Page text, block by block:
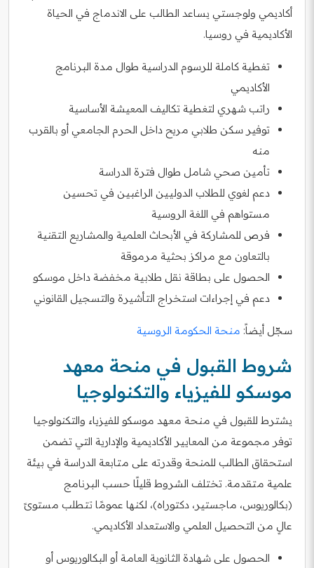
أكاديمي ولوجستي يساعد الطالب على الاندماج في الحياة
الأكاديمية في روسيا.
تغطية كاملة للرسوم الدراسية طوال مدة البرنامج
الأكاديمي
راتب شهري لتغطية تكاليف المعيشة الأساسية
توفير سكن طلابي مريح داخل الحرم الجامعي أو بالقرب
منه
تأمين صحي شامل طوال فترة الدراسة
دعم لغوي للطلاب الدوليين الراغبين في تحسين
مستواهم في اللغة الروسية
فرص للمشاركة في الأبحاث العلمية والمشاريع التقنية
بالتعاون مع مراكز بحثية مرموقة
الحصول على بطاقة نقل طلابية مخفضة داخل موسكو
دعم في إجراءات استخراج التأشيرة والتسجيل القانوني
سجّل أيضاً: منحة الحكومة الروسية
شروط القبول في منحة معهد
موسكو للفيزياء والتكنولوجيا
يشترط للقبول في منحة معهد موسكو للفيزياء والتكنولوجيا
توفر مجموعة من المعايير الأكاديمية والإدارية التي تضمن
استحقاق الطالب للمنحة وقدرته على متابعة الدراسة في بيئة
علمية متقدمة. تختلف الشروط قليلًا حسب البرنامج
(بكالوريوس، ماجستير، دكتوراه)، لكنها عمومًا تتطلب مستوىً
عالٍ من التحصيل العلمي والاستعداد الأكاديمي.
الحصول على شهادة الثانوية العامة أو البكالوريوس أو